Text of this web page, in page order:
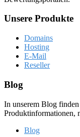
Unsere Produkte
Domains
Hosting
E-Mail
Reseller
Blog
In unserem Blog
Produktinformationen,
Blog